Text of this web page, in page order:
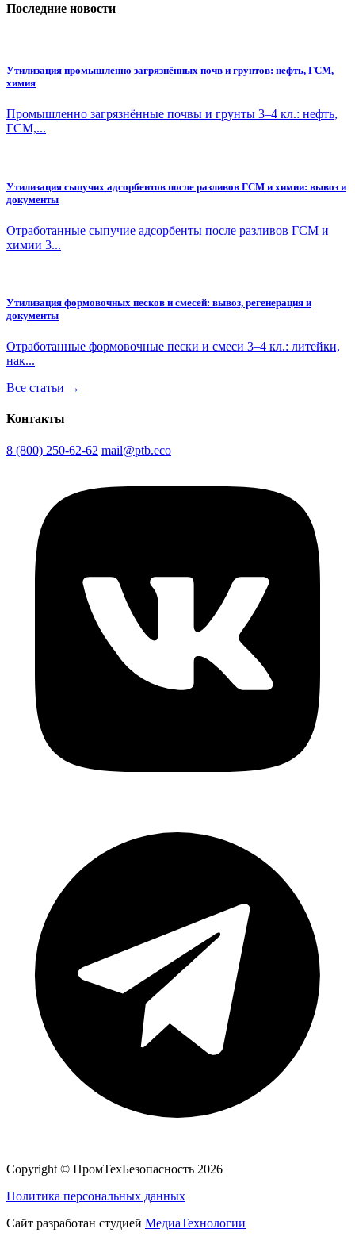
Последние новости
Утилизация промышленно загрязнённых почв и грунтов: нефть, ГСМ,
химия
Промышленно загрязнённые почвы и грунты 3–4 кл.: нефть,
ГСМ,...
Утилизация сыпучих адсорбентов после разливов ГСМ и химии: вывоз и
документы
Отработанные сыпучие адсорбенты после разливов ГСМ и
химии 3...
Утилизация формовочных песков и смесей: вывоз, регенерация и
документы
Отработанные формовочные пески и смеси 3–4 кл.: литейки,
нак...
Все статьи →
Контакты
8 (800) 250-62-62 mail@ptb.eco
Copyright © ПромТехБезопасность 2026
Политика персональных данных
Сайт разработан студией МедиаТехнологии